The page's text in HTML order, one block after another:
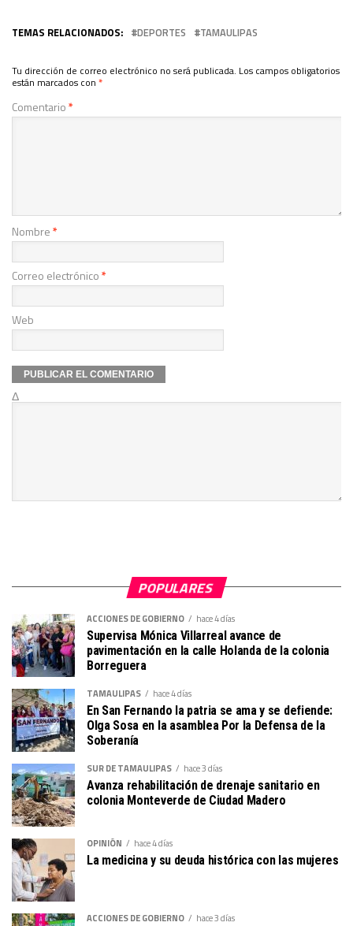
TEMAS RELACIONADOS: DEPORTES TAMAULIPAS
Tu dirección de correo electrónico no será publicada. Los campos obligatorios
están marcados con *
Comentario*
Nombre*
Correo electrónico*
Web
Δ
POPULARES
ACCIONES DE GOBIERNO hace 4 días
Supervisa Mónica Villarreal avance de
pavimentación en la calle Holanda de la colonia
Borreguera
TAMAULIPAS hace 4 días
En San Fernando la patria se ama y se defiende:
Olga Sosa en la asamblea Por la Defensa de la
Soberanía
SUR DE TAMAULIPAS hace 3 días
Avanza rehabilitación de drenaje sanitario en
colonia Monteverde de Ciudad Madero
OPINIÓN hace 4 días
La medicina y su deuda histórica con las mujeres
ACCIONES DE GOBIERNO hace 3 días